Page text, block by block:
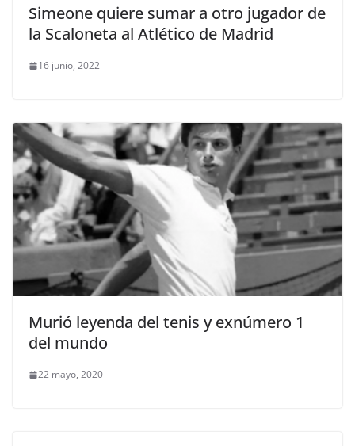
Simeone quiere sumar a otro jugador de
la Scaloneta al Atlético de Madrid
16 junio, 2022
Murió leyenda del tenis y exnúmero 1
del mundo
22 mayo, 2020